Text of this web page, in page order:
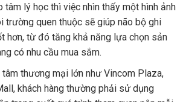
tâm lý học thì việc nhìn thấy một hình ảnh
trường quen thuộc sẽ giúp não bộ ghi
hơn, từ đó tăng khả năng lựa chọn sản
có nhu cầu mua sắm.
thương mại lớn như Vincom Plaza,
khách hàng thường phải sử dụng